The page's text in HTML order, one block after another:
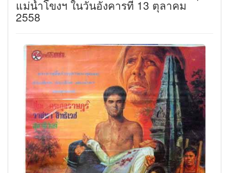
แม่น้ำโขงฯ ในวันอังคารที่ 13 ตุลาคม
2558